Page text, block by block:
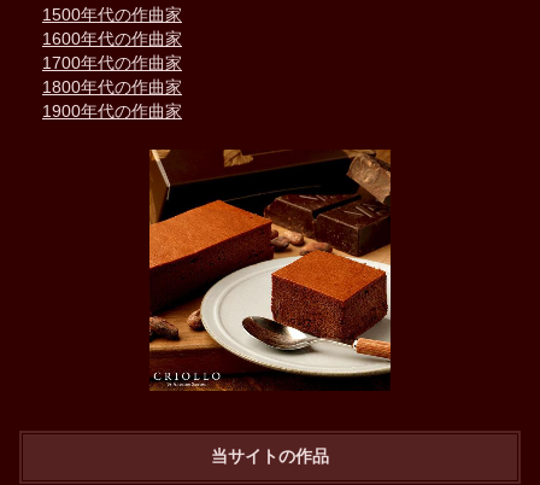
1500年代の作曲家
1600年代の作曲家
1700年代の作曲家
1800年代の作曲家
1900年代の作曲家
当サイトの作品